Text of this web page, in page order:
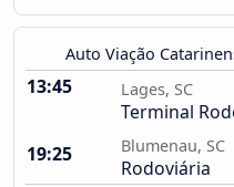
Auto Viação
13:45 Lages, SC
Terminal
19:25
Blumenau, SC
Rodoviária